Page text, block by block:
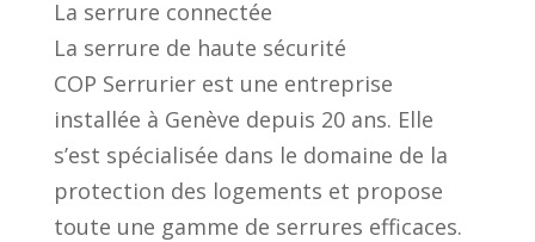
La serrure connectée
La serrure de haute sécurité
COP Serrurier est une entreprise
installée à Genève depuis 20 ans. Elle
s’est spécialisée dans le domaine de la
protection des logements et propose
toute une gamme de serrures efficaces.